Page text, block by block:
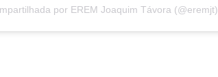
por EREM Joaquim Távora (@eremjt)